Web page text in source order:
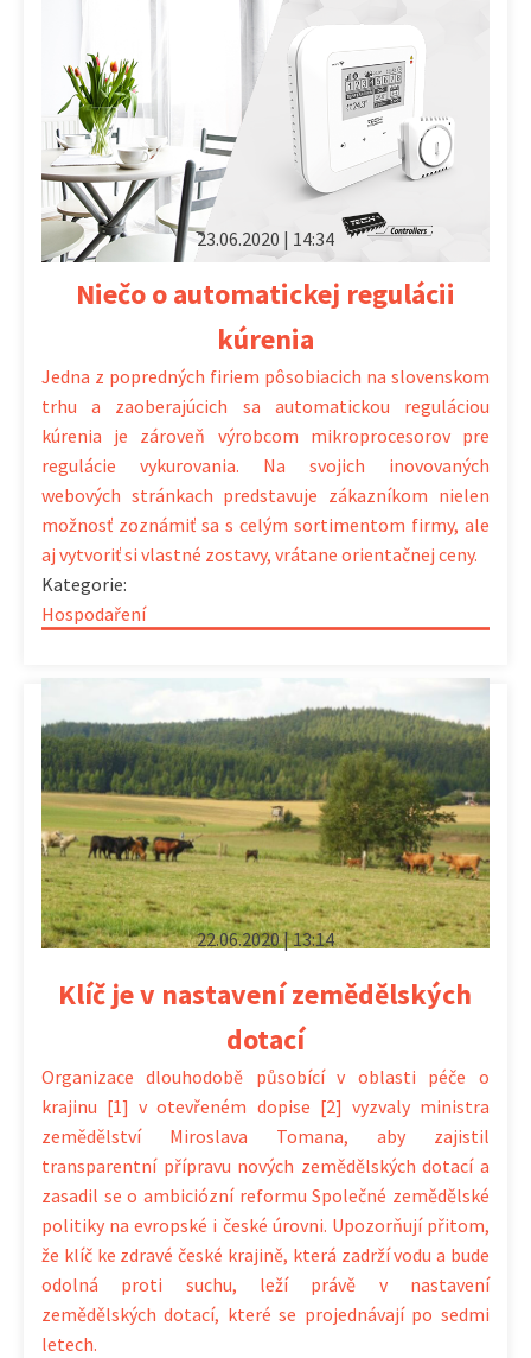
23.06.2020 | 14:34
Niečo o automatickej regulácii
kúrenia
Jedna z popredných firiem pôsobiacich na slovenskom
trhu a zaoberajúcich sa automatickou reguláciou
kúrenia je zároveň výrobcom mikroprocesorov pre
regulácie vykurovania. Na svojich inovovaných
webových stránkach predstavuje zákazníkom nielen
možnosť zoznámiť sa s celým sortimentom firmy, ale
aj vytvoriť si vlastné zostavy, vrátane orientačnej ceny.
Kategorie:
Hospodaření
22.06.2020 | 13:14
Klíč je v nastavení zemědělských
dotací
Organizace dlouhodobě působící v oblasti péče o
krajinu [1] v otevřeném dopise [2] vyzvaly ministra
zemědělství Miroslava Tomana, aby zajistil
transparentní přípravu nových zemědělských dotací a
zasadil se o ambiciózní reformu Společné zemědělské
politiky na evropské i české úrovni. Upozorňují přitom,
že klíč ke zdravé české krajině, která zadrží vodu a bude
odolná proti suchu, leží právě v nastavení
zemědělských dotací, které se projednávají po sedmi
letech.